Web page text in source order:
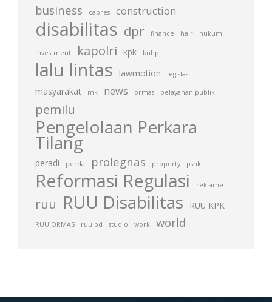
business capres construction
disabilitas dpr finance hair hukum
investment kapolri kpk kuhp
lalu lintas lawmotion legislasi
masyarakat mk news ormas pelayanan publik
pemilu
Pengelolaan Perkara
Tilang
peradi perda prolegnas property pshk
Reformasi Regulasi reklame
ruu RUU Disabilitas RUU KPK
RUU ORMAS ruu pd studio work world